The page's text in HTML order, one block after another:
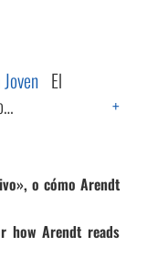
El
+
o cómo Arendt
how Arendt reads